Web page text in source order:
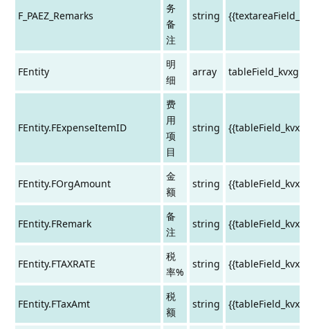
F_PAEZ_Remarks
务
备
注
string
FEntity
明
细
array
FEntity.FExpenseItemID
费
用
项
目
string
FEntity.FOrgAmount
金
额
string
FEntity.FRemark
备
注
string
FEntity.FTAXRATE
税
率%
string
FEntity.FTaxAmt
税
额
string